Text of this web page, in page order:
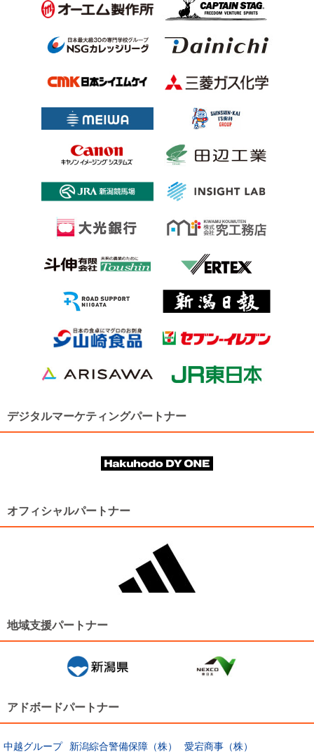
デジタルマーケティングパートナー
オフィシャルパートナー
地域支援パートナー
アドボードパートナー
中越グループ 新潟綜合警備保障（株） 愛宕商事（株）